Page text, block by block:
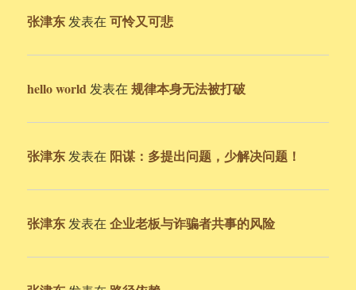
张津东 发表在可怜又可悲
hello world 发表在规律本身无法被打破
张津东 发表在 阳谋：多提出问题，少解决问题！
张津东 发表在企业老板与诈骗者共事的风险